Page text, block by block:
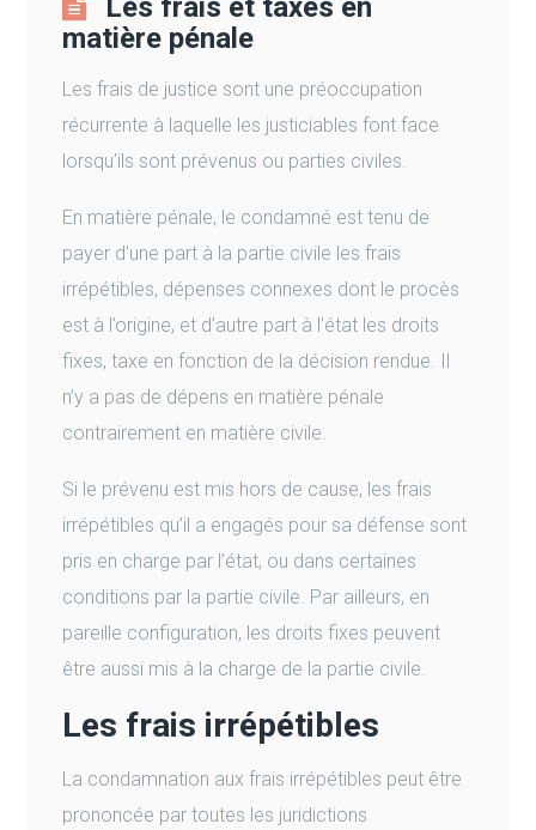
Les frais et taxes en
matière pénale
Les frais de justice sont une préoccupation
récurrente à laquelle les justiciables font face
lorsqu’ils sont prévenus ou parties civiles.
En matière pénale, le condamné est tenu de
payer d’une part à la partie civile les frais
irrépétibles, dépenses connexes dont le procès
est à l’origine, et d’autre part à l’état les droits
fixes, taxe en fonction de la décision rendue. Il
n’y a pas de dépens en matière pénale
contrairement en matière civile.
Si le prévenu est mis hors de cause, les frais
irrépétibles qu’il a engagés pour sa défense sont
pris en charge par l’état, ou dans certaines
conditions par la partie civile. Par ailleurs, en
pareille configuration, les droits fixes peuvent
être aussi mis à la charge de la partie civile.
Les frais irrépétibles
La condamnation aux frais irrépétibles peut être
prononcée par toutes les juridictions